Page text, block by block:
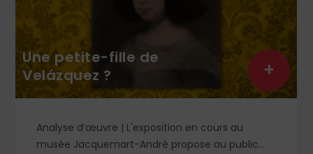
Une petite-fille de
Velázquez ?
Analyse d’œuvre | L'exposition en cours au
musée Jacquemart-André propose au public
+